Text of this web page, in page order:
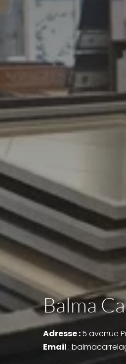
Balma
Adresse : 5 avenue
Email :